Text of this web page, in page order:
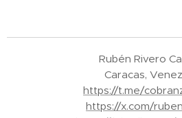
Rubén Rivero
Caracas,
https://t.me/
https://x.com/